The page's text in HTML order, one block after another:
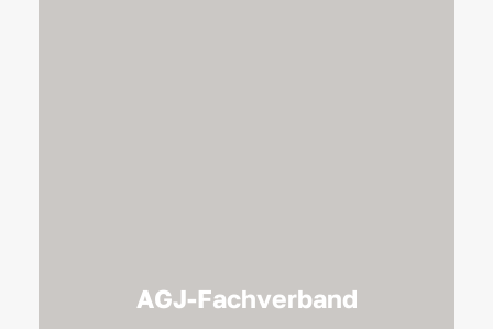
AGJ-Fachverband